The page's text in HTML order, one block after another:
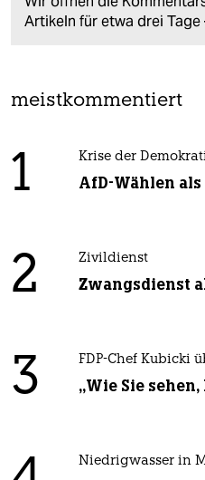
Artikeln für etwa drei Tage
meistkommentiert
1 Krise der
AfD-Wählen
2 Zivildienst
Zwangsdienst
3 FDP-Chef Kubicki
„Wie Sie
Niedrigwasser in